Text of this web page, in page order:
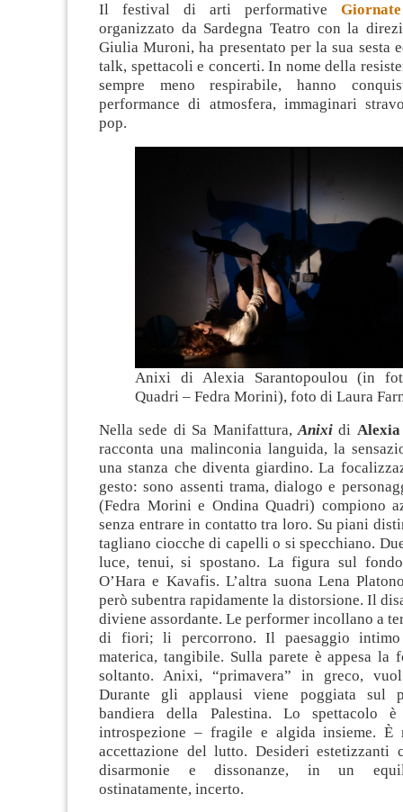
Il festival di arti performative
organizzato da Sardegna Teatro con la
Giulia Muroni, ha presentato per la sua sesta
talk, spettacoli e concerti. In nome della
sempre meno respirabile, hanno
performance di atmosfera, immaginari
pop.
Anixi di Alexia Sarantopoulou (in
Quadri – Fedra Morini), foto di Laura
Nella sede di Sa Manifattura,Anixidi Alexia
racconta una malinconia languida, la
una stanza che diventa giardino. La
gesto: sono assenti trama, dialogo e
(Fedra Morini e Ondina Quadri) compiono
senza entrare in contatto tra loro. Su piani
tagliano ciocche di capelli o si specchiano.
luce, tenui, si spostano. La figura sul
O’Hara e Kavafis. L’altra suona Lena
però subentra rapidamente la distorsione. Il
diviene assordante. Le performer incollano a
di fiori; li percorrono. Il paesaggio intimo
materica, tangibile. Sulla parete è appesa la
soltanto. Anixi, “primavera” in greco,
Durante gli applausi viene poggiata sul
bandiera della Palestina. Lo spettacolo
introspezione – fragile e algida insieme. È
accettazione del lutto. Desideri estetizzanti
disarmonie e dissonanze, in un
ostinatamente, incerto.